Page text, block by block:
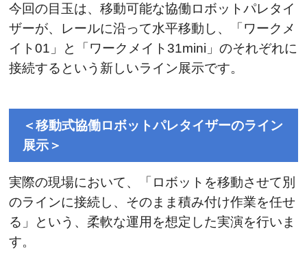
今回の目玉は、移動可能な協働ロボットパレタイ
ザーが、レールに沿って水平移動し、「ワークメ
イト01」と「ワークメイト31mini」のそれぞれに
接続するという新しいライン展示です。
＜移動式協働ロボットパレタイザーのライン
展示＞
実際の現場において、「ロボットを移動させて別
のラインに接続し、そのまま積み付け作業を任せ
る」という、柔軟な運用を想定した実演を行いま
す。